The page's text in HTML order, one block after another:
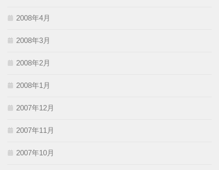
2008年4月
2008年3月
2008年2月
2008年1月
2007年12月
2007年11月
2007年10月